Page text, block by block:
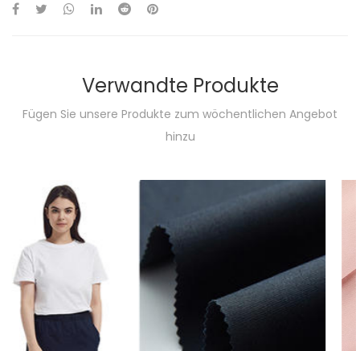
Verwandte Produkte
Fügen Sie unsere Produkte zum wöchentlichen Angebot
hinzu